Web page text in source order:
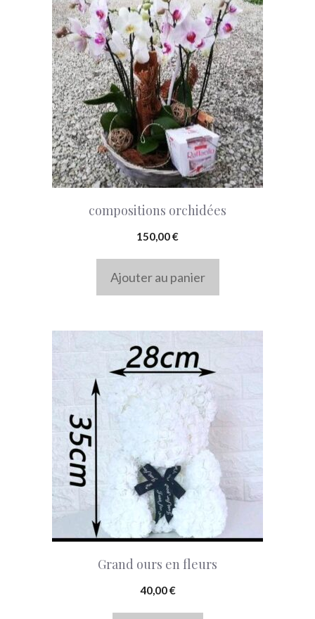
compositions orchidées
150,00€
Ajouter au panier
Grand ours en fleurs
40,00€